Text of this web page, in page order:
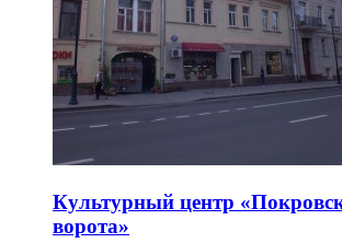
Культурный центр
ворота»